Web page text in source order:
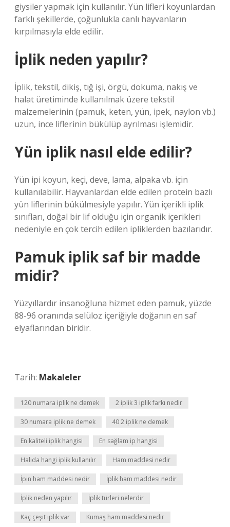
giysiler yapmak için kullanılır. Yün lifleri koyunlardan
farklı şekillerde, çoğunlukla canlı hayvanların
kırpılmasıyla elde edilir.
İplik neden yapılır?
İplik, tekstil, dikiş, tığ işi, örgü, dokuma, nakış ve
halat üretiminde kullanılmak üzere tekstil
malzemelerinin (pamuk, keten, yün, ipek, naylon vb.)
uzun, ince liflerinin bükülüp ayrılması işlemidir.
Yün iplik nasıl elde edilir?
Yün ipi koyun, keçi, deve, lama, alpaka vb. için
kullanılabilir. Hayvanlardan elde edilen protein bazlı
yün liflerinin bükülmesiyle yapılır. Yün içerikli iplik
sınıfları, doğal bir lif olduğu için organik içerikleri
nedeniyle en çok tercih edilen ipliklerden bazılarıdır.
Pamuk iplik saf bir madde
midir?
Yüzyıllardır insanoğluna hizmet eden pamuk, yüzde
88-96 oranında selüloz içeriğiyle doğanın en saf
elyaflarından biridir.
Tarih: Makaleler
120 numara iplik ne demek 2 iplik 3 iplik farkı nedir
30 numara iplik ne demek 40 2 iplik ne demek
En kaliteli iplik hangisi En sağlam ip hangisi
Halıda hangi iplik kullanılır Ham maddesi nedir
İpin ham maddesi nedir İplik ham maddesi nedir
İplik neden yapılır İplik türleri nelerdir
Kaç çeşit iplik var Kumaş ham maddesi nedir